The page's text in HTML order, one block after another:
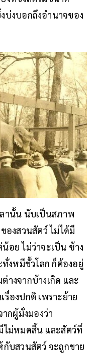
งบอกถึงอำนาจของ
านั้น นับเป็นสภาพ
องสวนสัตว์ ไม่ได้มี
อย ไม่ว่าจะเป็น ช้าง
งหมีขั้วโลก ก็ต้องอยู่
งจากบ้างเกิด และ
องปกติ เพราะย้าย
ากผู้มั่งมองว่า
ไม่หมดสิ้น และสัตว์ที่
กับสวนสัตว์ จะถูกขาย